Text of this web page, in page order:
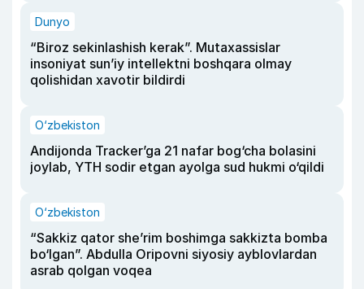
Dunyo
“Biroz sekinlashish kerak”. Mutaxassislar
insoniyat sun’iy intellektni boshqara olmay
qolishidan xavotir bildirdi
O‘zbekiston
Andijonda Tracker’ga 21 nafar bog‘cha bolasini
joylab, YTH sodir etgan ayolga sud hukmi o‘qildi
O‘zbekiston
“Sakkiz qator she’rim boshimga sakkizta bomba
bo‘lgan”. Abdulla Oripovni siyosiy ayblovlardan
asrab qolgan voqea